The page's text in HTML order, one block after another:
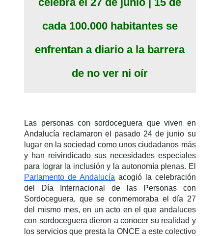
cada 100.000 habitantes se
enfrentan a diario a la barrera
de no ver ni oír
Las personas con sordoceguera que viven en
Andalucía reclamaron el pasado 24 de junio su
lugar en la sociedad como unos ciudadanos más
y han reivindicado sus necesidades especiales
para lograr la inclusión y la autonomía plenas. El
Parlamento de Andalucía acogió la celebración
del Día Internacional de las Personas con
Sordoceguera, que se conmemoraba el día 27
del mismo mes, en un acto en el que andaluces
con sordoceguera dieron a conocer su realidad y
los servicios que presta la ONCE a este colectivo